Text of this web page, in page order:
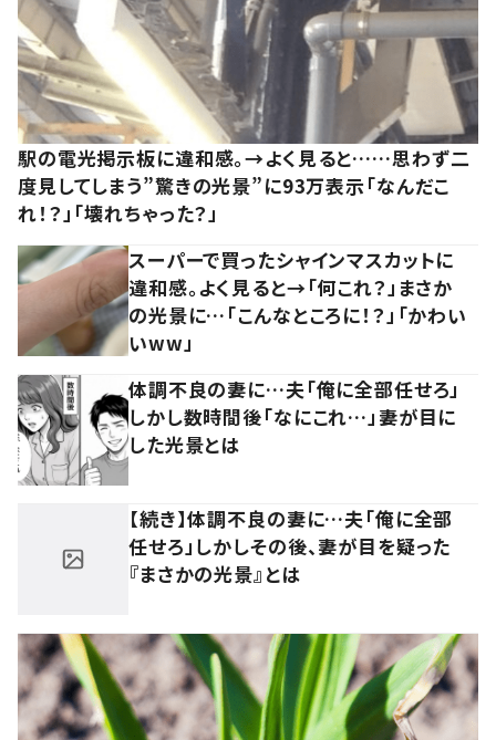
駅の電光掲示板に違和感。→よく見ると……思わず二
度見してしまう”驚きの光景”に93万表示「なんだこ
れ！？」「壊れちゃった？」
スーパーで買ったシャインマスカットに
違和感。よく見ると→「何これ？」まさか
の光景に…「こんなところに！？」「かわい
いww」
体調不良の妻に…夫「俺に全部任せろ」
しかし数時間後「なにこれ…」妻が目に
した光景とは
【続き】体調不良の妻に…夫「俺に全部
任せろ」しかしその後、妻が目を疑った
『まさかの光景』とは